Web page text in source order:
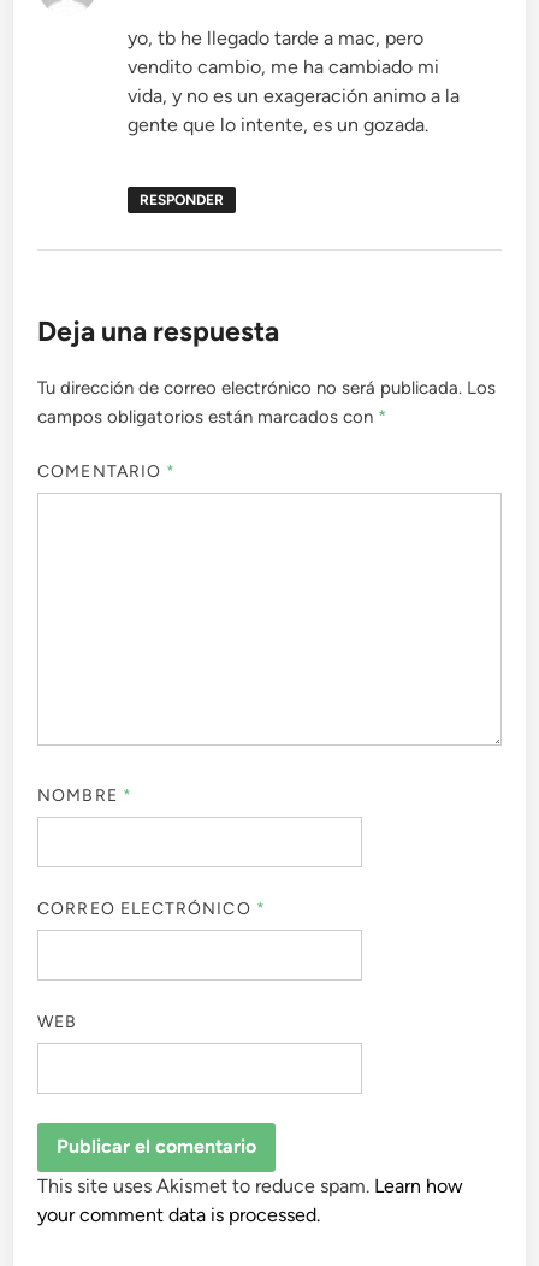
yo, tb he llegado tarde a mac, pero
vendito cambio, me ha cambiado mi
vida, y no es un exageración animo a la
gente que lo intente, es un gozada.
RESPONDER
Deja una respuesta
Tu dirección de correo electrónico no será publicada. Los
campos obligatorios están marcados con *
COMENTARIO *
NOMBRE *
CORREO ELECTRÓNICO *
WEB
This site uses Akismet to reduce spam. Learn how
your comment data is processed.